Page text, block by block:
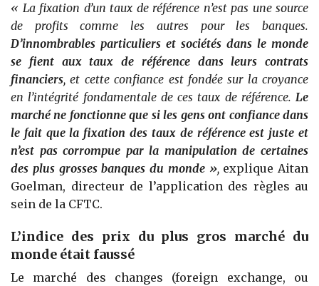
« La fixation d’un taux de référence n’est pas une source
de profits comme les autres pour les banques.
D’innombrables particuliers et sociétés dans le monde
se fient aux taux de référence dans leurs contrats
financiers, et cette confiance est fondée sur la croyance
en l’intégrité fondamentale de ces taux de référence. Le
marché ne fonctionne que si les gens ont confiance dans
le fait que la fixation des taux de référence est juste et
n’est pas corrompue par la manipulation de certaines
des plus grosses banques du monde », explique Aitan
Goelman, directeur de l’application des règles au
sein de la CFTC.
L’indice des prix du plus gros marché du
monde était faussé
Le marché des changes (foreign exchange, ou